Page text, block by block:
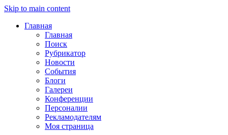
Skip to main content
Главная
Главная
Поиск
Рубрикатор
Новости
События
Блоги
Галереи
Конференции
Персоналии
Рекламодателям
Моя страница